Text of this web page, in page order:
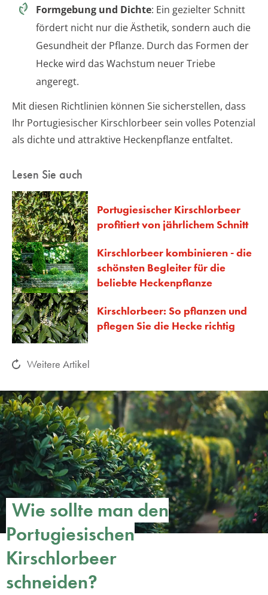
Formgebung und Dichte: Ein gezielter Schnitt
fördert nicht nur die Ästhetik, sondern auch die
Gesundheit der Pflanze. Durch das Formen der
Hecke wird das Wachstum neuer Triebe
angeregt.
Mit diesen Richtlinien können Sie sicherstellen, dass
Ihr Portugiesischer Kirschlorbeer sein volles Potenzial
als dichte und attraktive Heckenpflanze entfaltet.
Lesen Sie auch
Portugiesischer Kirschlorbeer
profitiert von jährlichem Schnitt
Kirschlorbeer kombinieren - die
schönsten Begleiter für die
beliebte Heckenpflanze
Kirschlorbeer: So pflanzen und
pflegen Sie die Hecke richtig
Weitere Artikel
Wie sollte man den
Portugiesischen
Kirschlorbeer
schneiden?